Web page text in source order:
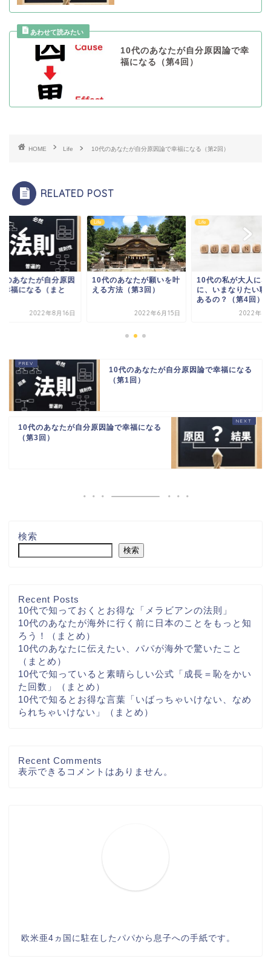
10代のあなたが自分原因論で幸
福になる（第4回）
HOME Life 10代のあなたが自分原因論で幸福になる（第2回）
RELATED POST
のあなたが自分原因
幸福になる（まと
2022年8月16日
Life
10代のあなたが願いを叶
える方法（第3回）
2022年6月15日
Life
10代の私が大人にな
に、いまなりたい職
あるの？（第4回）
2022年5
10代のあなたが自分原因論で幸福になる
（第1回）
10代のあなたが自分原因論で幸福になる
（第3回）
検索
検索
Recent Posts
10代で知っておくとお得な「メラビアンの法則」
10代のあなたが海外に行く前に日本のことをもっと知
ろう！（まとめ）
10代のあなたに伝えたい、パパが海外で驚いたこと
（まとめ）
10代で知っていると素晴らしい公式「成長＝恥をかい
た回数」（まとめ）
10代で知るとお得な言葉「いばっちゃいけない、なめ
られちゃいけない」（まとめ）
Recent Comments
表示できるコメントはありません。
欧米亜4ヵ国に駐在したパパから息子への手紙です。